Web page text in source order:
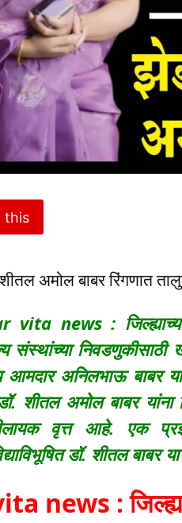
this
अमोल बाबर रिंगणात
vita news :
संस्थांच्या
आमदार अनिलभाऊ बाबर
शीतल अमोल बाबर यांना
वृत्त आहे. एक
डॉ. शीतल बाबर
news :